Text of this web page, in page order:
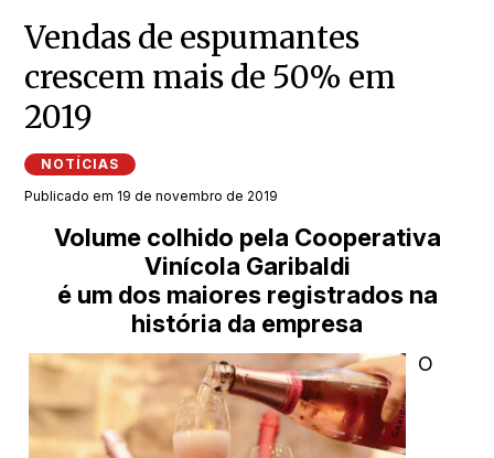
Vendas de espumantes
crescem mais de 50% em
2019
NOTÍCIAS
Publicado em 19 de novembro de 2019
Volume colhido pela Cooperativa
Vinícola Garibaldi
é um dos maiores registrados na
história da empresa
O